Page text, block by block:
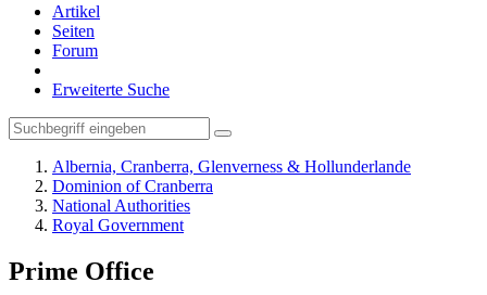
Artikel
Seiten
Forum
Erweiterte Suche
Albernia, Cranberra, Glenverness & Hollunderlande
Dominion of Cranberra
National Authorities
Royal Government
Prime Office